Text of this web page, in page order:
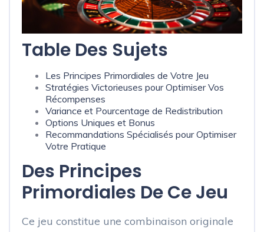
Table Des Sujets
Les Principes Primordiales de Votre Jeu
Stratégies Victorieuses pour Optimiser Vos
Récompenses
Variance et Pourcentage de Redistribution
Options Uniques et Bonus
Recommandations Spécialisés pour Optimiser
Votre Pratique
Des Principes
Primordiales De Ce Jeu
Ce jeu constitue une combinaison originale